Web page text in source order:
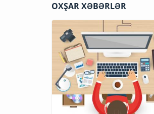
OXŞAR XƏBƏRLƏR